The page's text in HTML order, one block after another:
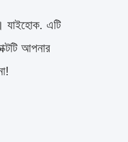
যাইহোক. এটি
আপনার